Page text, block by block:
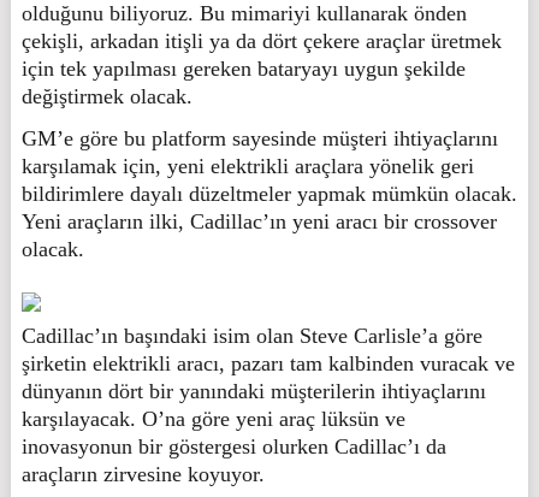
olduğunu biliyoruz. Bu mimariyi kullanarak önden
çekişli, arkadan itişli ya da dört çekere araçlar üretmek
için tek yapılması gereken bataryayı uygun şekilde
değiştirmek olacak.
GM’e göre bu platform sayesinde müşteri ihtiyaçlarını
karşılamak için, yeni elektrikli araçlara yönelik geri
bildirimlere dayalı düzeltmeler yapmak mümkün olacak.
Yeni araçların ilki, Cadillac’ın yeni aracı bir crossover
olacak.
Cadillac’ın başındaki isim olan Steve Carlisle’a göre
şirketin elektrikli aracı, pazarı tam kalbinden vuracak ve
dünyanın dört bir yanındaki müşterilerin ihtiyaçlarını
karşılayacak. O’na göre yeni araç lüksün ve
inovasyonun bir göstergesi olurken Cadillac’ı da
araçların zirvesine koyuyor.